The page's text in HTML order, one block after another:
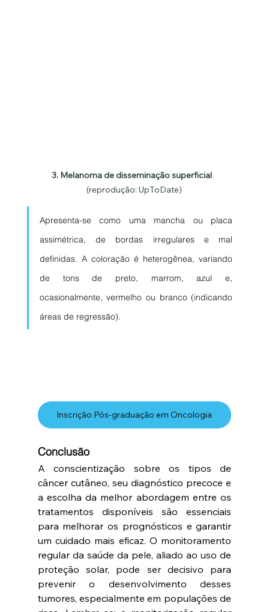
3. Melanoma de disseminação superficial
(reprodução: UpToDate)
Apresenta-se como uma mancha ou placa
assimétrica, de bordas irregulares e mal
definidas. A coloração é heterogênea, variando
de tons de preto, marrom, azul e,
ocasionalmente, vermelho ou branco (indicando
áreas de regressão).
Inscrição Pós-graduação em Oncologia
Conclusão
A conscientização sobre os tipos de
câncer cutâneo, seu diagnóstico precoce e
a escolha da melhor abordagem entre os
tratamentos disponíveis são essenciais
para melhorar os prognósticos e garantir
um cuidado mais eficaz. O monitoramento
regular da saúde da pele, aliado ao uso de
proteção solar, pode ser decisivo para
prevenir o desenvolvimento desses
tumores, especialmente em populações de